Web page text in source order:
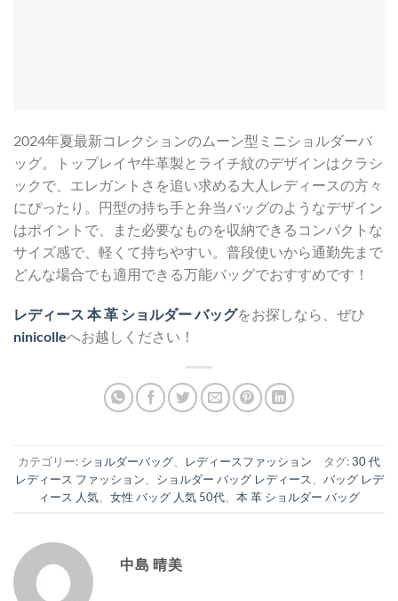
2024年夏最新コレクションのムーン型ミニショルダーバ
ッグ。トップレイヤ牛革製とライチ紋のデザインはクラシ
ックで、エレガントさを追い求める大人レディースの方々
にぴったり。円型の持ち手と弁当バッグのようなデザイン
はポイントで、また必要なものを収納できるコンパクトな
サイズ感で、軽くて持ちやすい。普段使いから通勤先まで
どんな場合でも適用できる万能バッグでおすすめです！
レディース 本 革 ショルダー バッグをお探しなら、ぜひ
ninicolleへお越しください！
カテゴリー: ショルダーバッグ レディースファッション タグ:30 代
レディース ファッション
ショルダー バッグ レディース
バッグ レデ
ィース 人気
女性 バッグ 人気 50代 本 革 ショルダー バッグ
中島 晴美